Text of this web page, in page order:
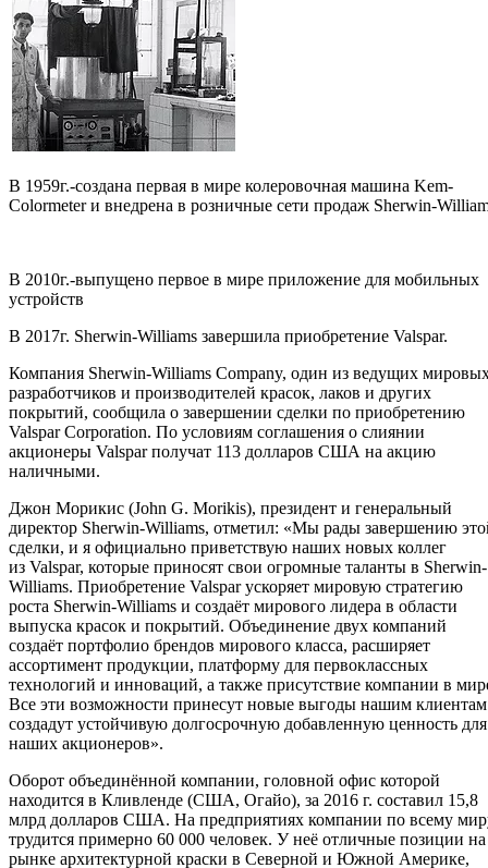
В 1959г.-создана первая в мире колеровочная машина Kem-
Colormeter и внедрена в розничные сети продаж Sherwin-
В 2010г.-выпущено первое в мире приложение для мобильных
устройств
В 2017г. Sherwin-Williams завершила приобретение Valspar.
Компания Sherwin-Williams Company, один из ведущих
разработчиков и производителей красок, лаков и других
покрытий, сообщила о завершении сделки по приобретению
Valspar Corporation. По условиям соглашения о слиянии
акционеры Valspar получат 113 долларов США на акцию
наличными.
Джон Морикис (John G. Morikis), президент и генеральный
директор Sherwin-Williams, отметил: «Мы рады завершению
сделки, и я официально приветствую наших новых коллег
из Valspar, которые приносят свои огромные таланты в Sherwin-
Williams. Приобретение Valspar ускоряет мировую стратегию
роста Sherwin-Williams и создаёт мирового лидера в области
выпуска красок и покрытий. Объединение двух компаний
создаёт портфолио брендов мирового класса, расширяет
ассортимент продукции, платформу для первоклассных
технологий и инноваций, а также присутствие компании в
Все эти возможности принесут новые выгоды нашим
создадут устойчивую долгосрочную добавленную ценность для
наших акционеров».
Оборот объединённой компании, головной офис которой
находится в Кливленде (США, Огайо), за 2016 г. составил 15,8
млрд долларов США. На предприятиях компании по всему
трудится примерно 60 000 человек. У неё отличные позиции на
рынке архитектурной краски в Северной и Южной Америке,